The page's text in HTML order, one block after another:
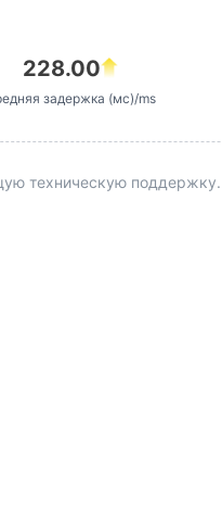
228.00
задержка (мс)/ms
техническую поддержку.